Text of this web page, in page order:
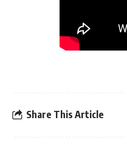
Share This Article